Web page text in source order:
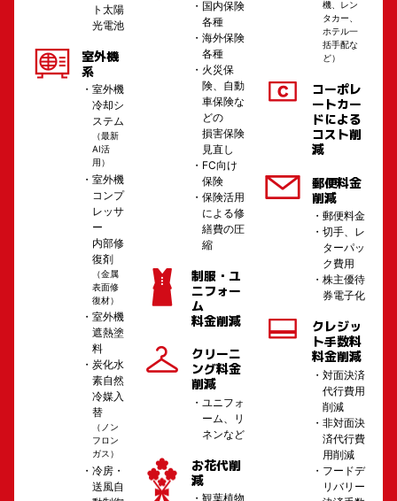
ト太陽
光電池
室外機
系
室外機
冷却シ
ステム
（最新
AI活
用）
室外機
コンプ
レッサ
ー
内部修
復剤
（金属
表面修
復材）
室外機
遮熱塗
料
炭化水
素自然
冷媒入
替
（ノン
フロン
ガス）
冷房・
送風自
国内保険
各種
海外保険
各種
火災保
険、自動
車保険な
どの
損害保険
見直し
FC向け
保険
保険活用
による修
繕費の圧
縮
制服・ユ
ニフォー
ム
料金削減
クリーニ
ング料金
削減
ユニフォ
ーム、リ
ネンなど
お花代削
減
観葉植物
機、レン
タカー、
ホテル一
括手配な
ど）
コーポレ
ートカー
ドによる
コスト削
減
郵便料金
削減
郵便料金
切手、レ
ターパッ
ク費用
株主優待
券電子化
クレジッ
ト手数料
料金削減
対面決済
代行費用
削減
非対面決
済代行費
用削減
フードデ
リバリー